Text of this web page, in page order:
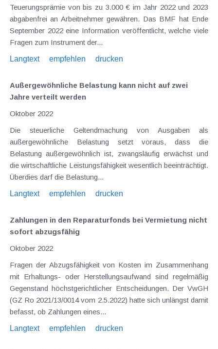
Teuerungsprämie von bis zu 3.000 € im Jahr 2022 und 2023
abgabenfrei an Arbeitnehmer gewähren. Das BMF hat Ende
September 2022 eine Information veröffentlicht, welche viele
Fragen zum Instrument der...
Langtext
empfehlen drucken
Außergewöhnliche Belastung kann nicht auf zwei
Jahre verteilt werden
Oktober 2022
Die steuerliche Geltendmachung von Ausgaben als
außergewöhnliche Belastung setzt voraus, dass die
Belastung außergewöhnlich ist, zwangsläufig erwächst und
die wirtschaftliche Leistungsfähigkeit wesentlich beeinträchtigt.
Überdies darf die Belastung...
Langtext
empfehlen drucken
Zahlungen in den Reparaturfonds bei Vermietung nicht
sofort abzugsfähig
Oktober 2022
Fragen der Abzugsfähigkeit von Kosten im Zusammenhang
mit Erhaltungs- oder Herstellungsaufwand sind regelmäßig
Gegenstand höchstgerichtlicher Entscheidungen. Der VwGH
(GZ Ro 2021/13/0014 vom 2.5.2022) hatte sich unlängst damit
befasst, ob Zahlungen eines...
Langtext
empfehlen drucken